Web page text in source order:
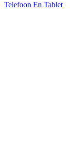
Telefoon En Tablet